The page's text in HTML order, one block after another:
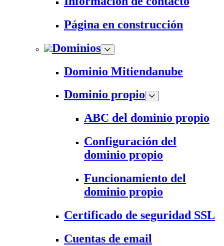
Página en construcción
Dominios
Dominio Mitiendanube
Dominio propio
ABC del dominio propio
Configuración del
dominio propio
Funcionamiento del
dominio propio
Certificado de seguridad SSL
Cuentas de email